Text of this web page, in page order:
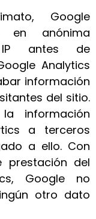
Google
en anónima
antes de
Analytics
información
del sitio.
información
a terceros
a ello. Con
prestación del
Google no
otro dato